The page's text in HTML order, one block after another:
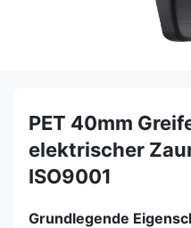
PET 40mm
elektrischer
ISO9001
Grundlegende